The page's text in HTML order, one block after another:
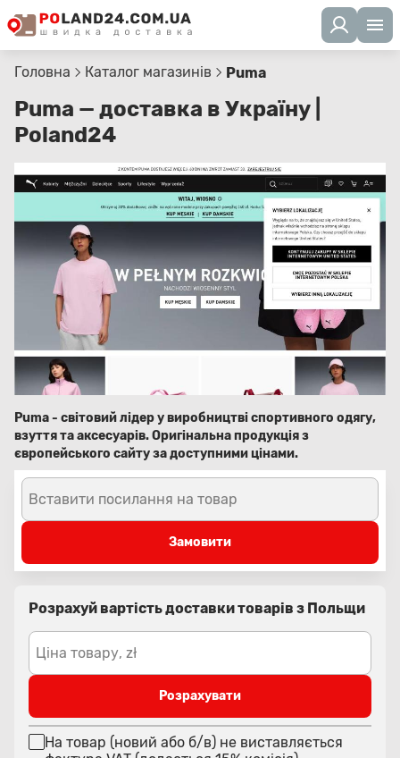
Головна Каталог магазинів Puma
Puma — доставка в Україну |
Poland24
Puma - світовий лідер у виробництві спортивного одягу,
взуття та аксесуарів. Оригінальна продукція з
європейського сайту за доступними цінами.
Вставити посилання на товар
Замовити
Розрахуй вартість доставки товарів з Польщи
Ціна товару, zł
Розрахувати
На товар (новий або б/в) не виставляється